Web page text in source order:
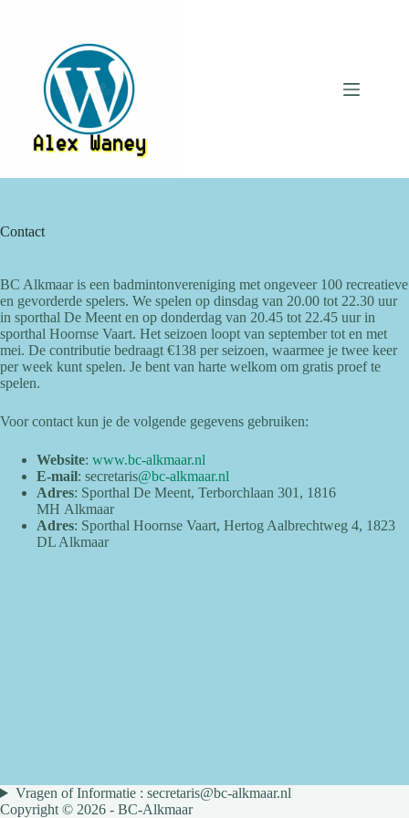
Contact
BC Alkmaar is een badmintonvereniging met ongeveer 100 recreatieve
en gevorderde spelers. We spelen op dinsdag van 20.00 tot 22.30 uur
in sporthal De Meent en op donderdag van 20.45 tot 22.45 uur in
sporthal Hoornse Vaart. Het seizoen loopt van september tot en met
mei. De contributie bedraagt €138 per seizoen, waarmee je twee keer
per week kunt spelen. Je bent van harte welkom om gratis proef te
spelen.
Voor contact kun je de volgende gegevens gebruiken:
Website: www.bc-alkmaar.nl
E-mail: secretaris@bc-alkmaar.nl
Adres: Sporthal De Meent, Terborchlaan 301, 1816
MH Alkmaar
Adres: Sporthal Hoornse Vaart, Hertog Aalbrechtweg 4, 1823
DL Alkmaar
Vragen of Informatie : secretaris@bc-alkmaar.nl
Copyright © 2026 - BC-Alkmaar